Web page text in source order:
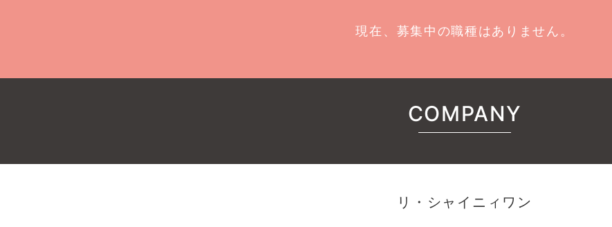
現在、募集中の職種はありません。
COMPANY
リ・シャイニィワン